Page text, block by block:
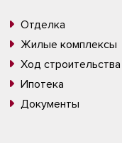
Отделка
Жилые комплексы
Ход строительства
Ипотека
Документы